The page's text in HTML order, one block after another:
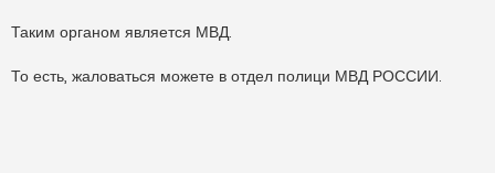
Таким органом является МВД.
То есть, жаловаться можете в отдел полици МВД РОССИИ.